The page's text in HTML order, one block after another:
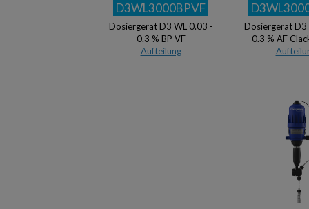
D3WL3000BPVF
Dosiergerät D3 WL 0.03 -
0.3 % BP VF
Aufteilung
Dosiergerät D3
0.3 % AF